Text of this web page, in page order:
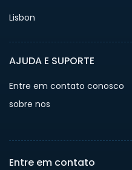
Lisbon
AJUDA E SUPORTE
Entre em contato conosco
sobre nos
Entre em contato